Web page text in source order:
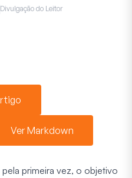
Divulgação do Leitor
Ver Markdown
primeira vez, o objetivo